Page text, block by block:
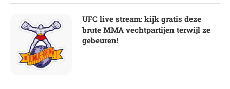
UFC live stream: kijk gratis deze
brute MMA vechtpartijen terwijl ze
gebeuren!